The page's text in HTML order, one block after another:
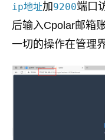
ip地址加 9200端口
后输入Cpolar邮箱
一切的操作在管理